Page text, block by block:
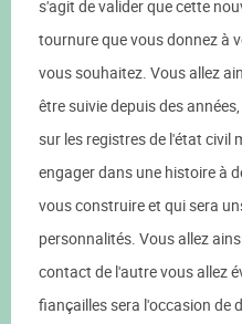
s'agit de valider que cette
tournure que vous donnez à
vous souhaitez. Vous allez
être suivie depuis des
sur les registres de l'état civil
engager dans une histoire à
vous construire et qui sera
personnalités. Vous allez
contact de l'autre vous allez
fiançailles sera l'occasion de